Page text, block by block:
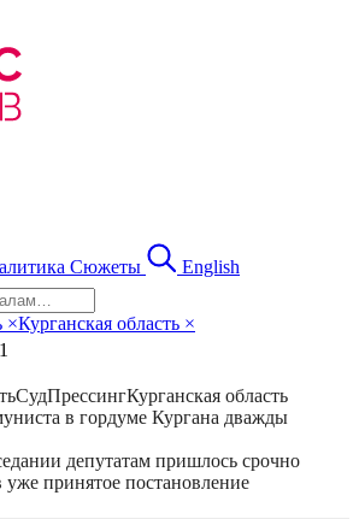
Сюжеты English
×Курганская область ×
СудПрессингКурганская область
в гордуме Кургана дважды
депутатам пришлось срочно
уже принятое постановление